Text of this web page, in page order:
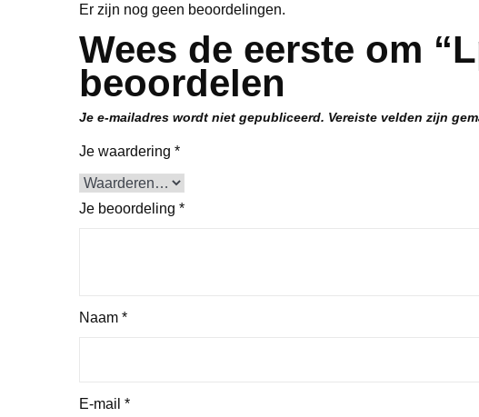
Er zijn nog geen beoordelingen.
Wees de eerste om
beoordelen
Je e-mailadres wordt niet gepubliceerd. Vereiste velden zijn
Je waardering *
Je beoordeling *
Naam *
E-mail *